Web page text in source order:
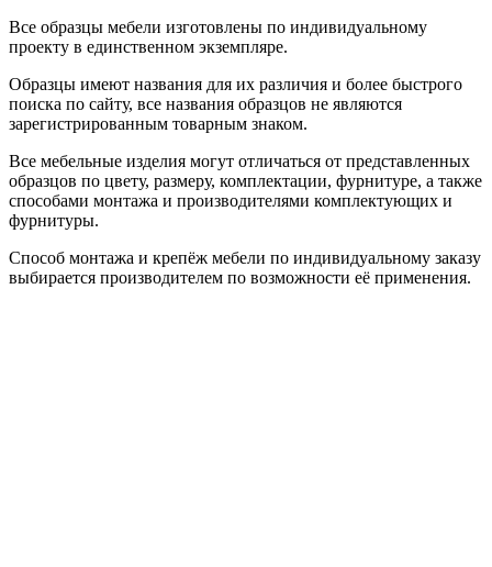
Все образцы мебели изготовлены по индивидуальному
проекту в единственном экземпляре.
Образцы имеют названия для их различия и более быстрого
поиска по сайту, все названия образцов не являются
зарегистрированным товарным знаком.
Все мебельные изделия могут отличаться от представленных
образцов по цвету, размеру, комплектации, фурнитуре, а также
способами монтажа и производителями комплектующих и
фурнитуры.
Способ монтажа и крепёж мебели по индивидуальному заказу
выбирается производителем по возможности её применения.